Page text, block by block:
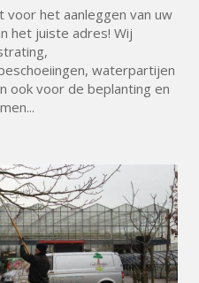
voor het aanleggen van uw
het juiste adres! Wij
waterpartijen
ook voor de beplanting en